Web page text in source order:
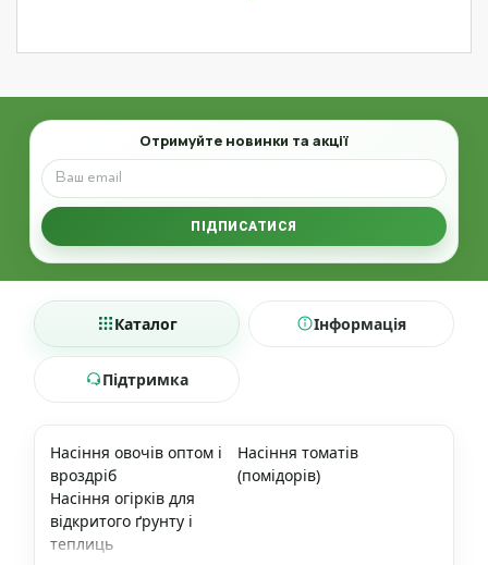
Email
Отримуйте новинки та акції
ПІДПИСАТИСЯ
Каталог Інформація
Підтримка
Насіння овочів оптом і
вроздріб
Насіння томатів
(помідорів)
Насіння огірків для
відкритого ґрунту і
теплиць